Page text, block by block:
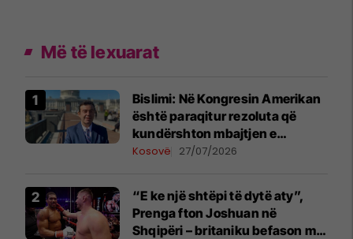
Më të lexuarat
Bislimi: Në Kongresin Amerikan
është paraqitur rezoluta që
kundërshton mbajtjen e
Asamblesë Parlamentare të
Kosovë 27/07/2026
“E ke një shtëpi të dytë aty”,
Prenga fton Joshuan në
Shqipëri – britaniku befason me